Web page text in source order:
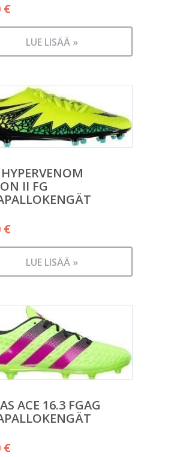
€
LUE LISÄÄ »
II FG
€
LUE LISÄÄ »
ACE 16.3 FGAG
€